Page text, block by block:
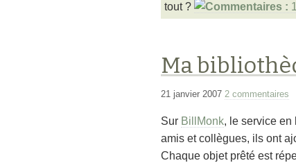
tout ?
1
Ma
21 janvier 2007 2 commentaires
Sur BillMonk, le service en
amis et collègues, ils ont
Chaque objet prêté est